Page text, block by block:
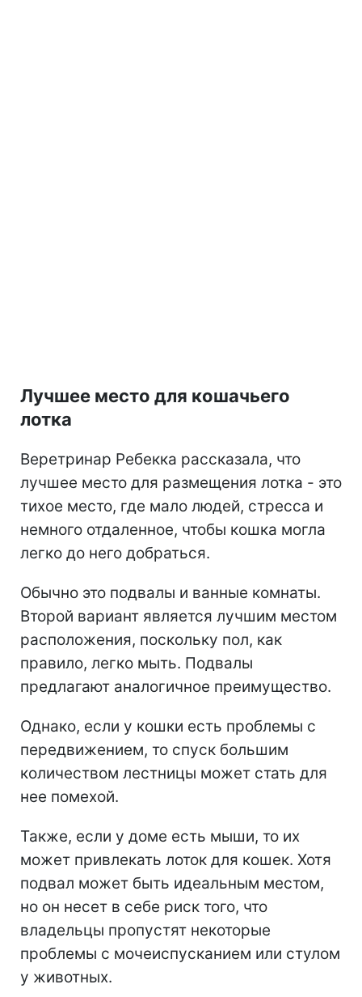
Лучшее место для кошачьего
лотка
Веретринар Ребекка рассказала, что
лучшее место для размещения лотка - это
тихое место, где мало людей, стресса и
немного отдаленное, чтобы кошка могла
легко до него добраться.
Обычно это подвалы и ванные комнаты.
Второй вариант является лучшим местом
расположения, поскольку пол, как
правило, легко мыть. Подвалы
предлагают аналогичное преимущество.
Однако, если у кошки есть проблемы с
передвижением, то спуск большим
количеством лестницы может стать для
нее помехой.
Также, если у доме есть мыши, то их
может привлекать лоток для кошек. Хотя
подвал может быть идеальным местом,
но он несет в себе риск того, что
владельцы пропустят некоторые
проблемы с мочеиспусканием или стулом
у животных.